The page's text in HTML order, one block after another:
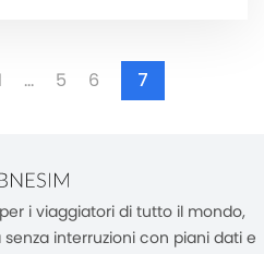
… 5 6 7
per i viaggiatori di tutto il mondo,
interruzioni con piani dati e